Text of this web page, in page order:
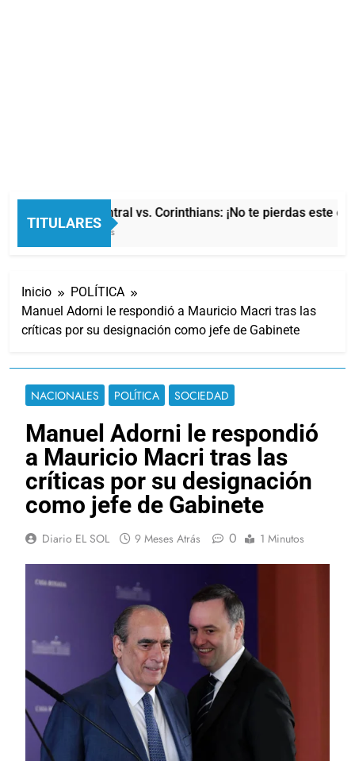
TITULARES
Rosario Central vs. Corinthians: ¡No te pierdas este
11 Minutos Atrás
Inicio
POLÍTICA
Manuel Adorni le respondió a Mauricio Macri tras las
críticas por su designación como jefe de Gabinete
NACIONALES POLÍTICA SOCIEDAD
Manuel Adorni le respondió
a Mauricio Macri tras las
críticas por su designación
como jefe de Gabinete
Diario EL SOL 9 Meses Atrás 0 1 Minutos